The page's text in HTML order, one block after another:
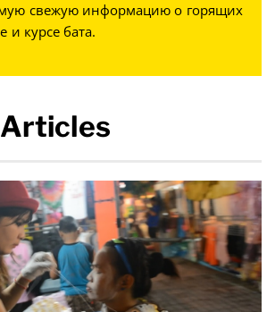
свежую информацию о горящих
и курсе бата.